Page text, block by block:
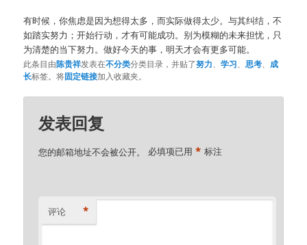
有时候，你焦虑是因为想得太多，而实际做得太少。与其纠结，不
如踏实努力；开始行动，才有可能成功。别为模糊的未来担忧，只
为清楚的当下努力。做好今天的事，明天才会有更多可能。
此条目由陈贵祥发表在不分类分类目录，并贴了努力 、学习 、思考
成
长标签。将固定链接加入收藏夹。
发表回复
您的邮箱地址不会被公开。 必填项已用* 标注
评论 *